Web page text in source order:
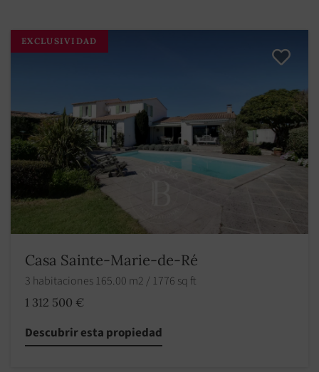
EXCLUSIVIDAD
Casa Sainte-Marie-de-Ré
3 habitaciones 165.00 m2 / 1776 sq ft
1 312 500 €
Descubrir esta propiedad